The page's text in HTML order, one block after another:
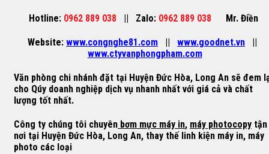
Hotline: 0962 889 038 || Zalo: 0962 889 038 Mr. Điền
Website: www.congnghe81.com || www.goodnet.vn ||
www.ctyvanphongpham.com
Văn phòng chi nhánh đặt tại Huyện Đức Hòa, Long An sẽ đem
cho Qúy doanh nghiệp dịch vụ nhanh nhất với giá cả và chất
lượng tốt nhất.
Công ty chúng tôi chuyên bơm mực máy in, máy photocopy tận
nơi tại Huyện Đức Hòa, Long An, thay thế linh kiện máy in, máy
photo các loại